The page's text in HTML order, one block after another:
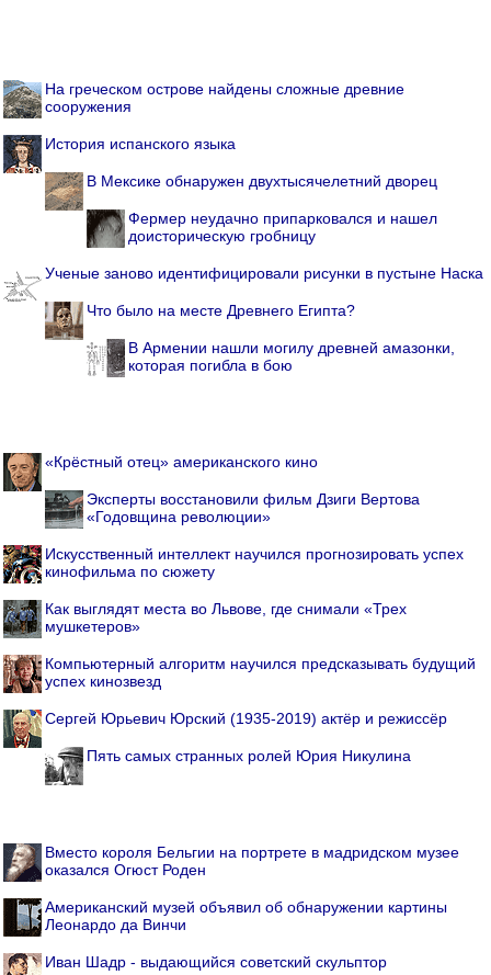
На греческом острове найдены сложные древние
сооружения
История испанского языка
В Мексике обнаружен двухтысячелетний дворец
Фермер неудачно припарковался и нашел
доисторическую гробницу
Ученые заново идентифицировали рисунки в пустыне Наска
Что было на месте Древнего Египта?
В Армении нашли могилу древней амазонки,
которая погибла в бою
«Крёстный отец» американского кино
Эксперты восстановили фильм Дзиги Вертова
«Годовщина революции»
Искусственный интеллект научился прогнозировать успех
кинофильма по сюжету
Как выглядят места во Львове, где снимали «Трех
мушкетеров»
Компьютерный алгоритм научился предсказывать будущий
успех кинозвезд
Сергей Юрьевич Юрский (1935-2019) актёр и режиссёр
Пять самых странных ролей Юрия Никулина
Вместо короля Бельгии на портрете в мадридском музее
оказался Огюст Роден
Американский музей объявил об обнаружении картины
Леонардо да Винчи
Иван Шадр - выдающийся советский скульптор